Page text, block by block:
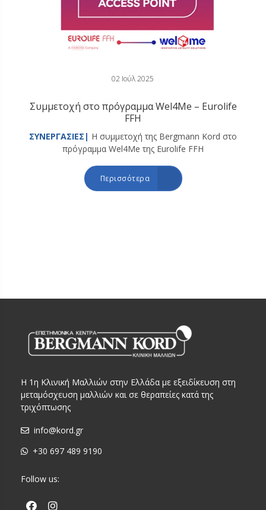
02 Ιούλ 2025
Συμμετοχή στο πρόγραμμα Wel4Me – Eurolife
FFH
ΣΥΝΕΡΓΑΣΙΕΣ| Η συμμετοχή της Bergmann Kord στο
πρόγραμμα Wel4Me της Eurolife FFH
Περισσότερα
Η 1η Κλινική Μαλλιών στην Ελλάδα με εξειδίκευση στη
μεταμόσχευση μαλλιών και σε θεραπείες κατά της
τριχόπτωσης
info@kord.gr
+30 697 489 9190
Follow us: